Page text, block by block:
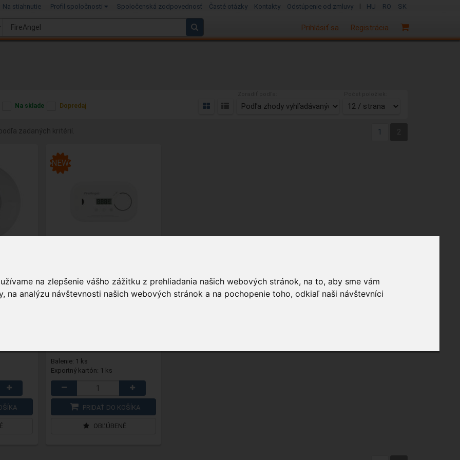
na zlepšenie vášho zážitku z prehliadania našich webových stránok, na to, aby sme vám
na analýzu návštevnosti našich webových stránok a na pochopenie toho, odkiaľ naši návštevníci
Na stiahnutie Profil spoločnosti Spoločenská zodpovednosť Časté otázky Kontakty Odstúpenie od zmluvy | HU RO SK
Registrácia
Prihlásiť sa
Na sklade Dopredaj
zadaných kritérií. 1
NEW
CO
Balenie: 1 ks
Exportný kartón: 1 ks
PRIDAŤ DO KOŠÍKA
OBĽÚBENÉ